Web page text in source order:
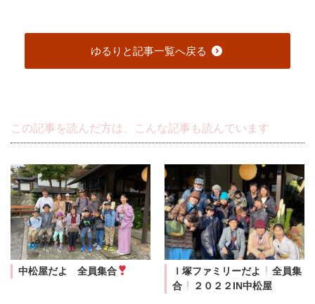
ゆるりと記事一覧へ戻る
この記事を読んだ方は、こんな記事も読んでいます
中松屋だよ 全員集合 Ｉ塚ファミリーだよ
全員集
合
２０２２IN中松屋